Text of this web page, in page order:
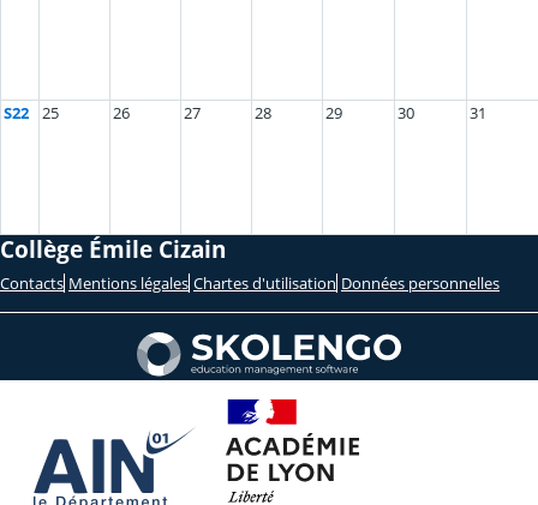
S22 25 26 27 28 29 30 31
Collège Émile Cizain
Contacts Mentions légales Chartes d'utilisation Données personnelles